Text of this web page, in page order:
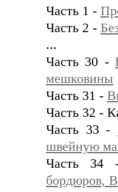
Часть 1 -
Часть 2 -
...
Часть 30 -
мешковины
Часть 31 -
Часть 32 -
Часть 33 -
швейную
Часть
бордюров,